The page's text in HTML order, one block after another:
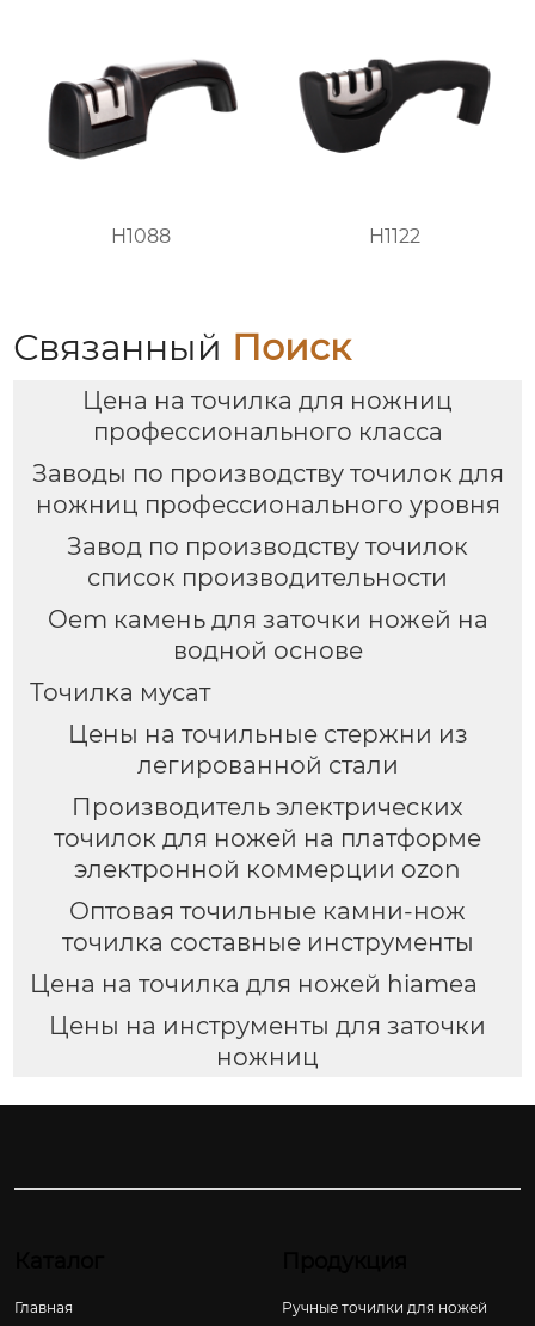
H1088 H1122
Связанный Поиск
Цена на точилка для ножниц
профессионального класса
Заводы по производству точилок для
ножниц профессионального уровня
Завод по производству точилок
список производительности
Oem камень для заточки ножей на
водной основе
Точилка мусат
Цены на точильные стержни из
легированной стали
Производитель электрических
точилок для ножей на платформе
электронной коммерции ozon
Оптовая точильные камни-нож
точилка составные инструменты
Цена на точилка для ножей hiamea
Цены на инструменты для заточки
ножниц
Главная
Ручные точилки для ножей